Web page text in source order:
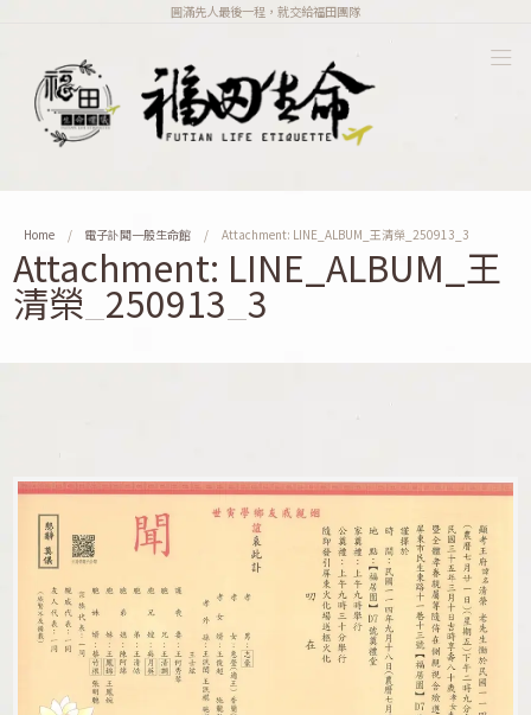
圓滿先人最後一程，就交給福田團隊
Home 電子訃聞一般生命館 Attachment: LINE_ALBUM_王清榮_250913_3
Attachment: LINE_ALBUM_王
清榮_250913_3